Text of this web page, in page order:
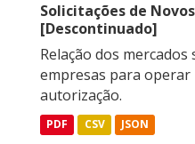
Solicitações de
[Descontinuado]
Relação dos
empresas para operar
autorização.
PDF CSV JSON